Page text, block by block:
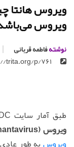
ویروس‌ هانتا
ویروس
نوشتهفاطمه قربانی
طبق آمار سایت CDC آمریکا میزان مرگ و میر ناشی از
ویروس (hantavirus)